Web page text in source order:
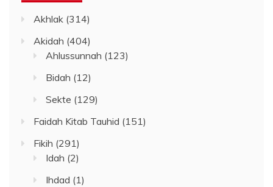
Akhlak (314)
Akidah (404)
Ahlussunnah (123)
Bidah (12)
Sekte (129)
Faidah Kitab Tauhid (151)
Fikih (291)
Idah (2)
Ihdad (1)